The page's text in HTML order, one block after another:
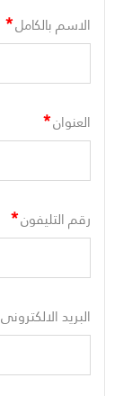
الاسم بالكامل*
العنوان*
رقم التليفون*
البريد الالكترونى